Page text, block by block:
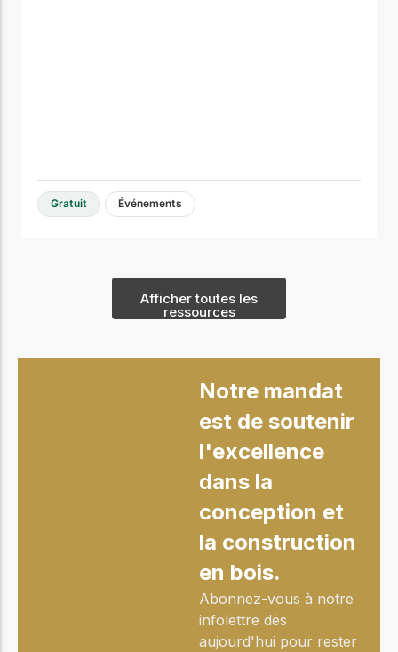
Gratuit Événements
Afficher toutes les
ressources
Notre mandat
est de soutenir
l'excellence
dans la
conception et
la construction
en bois.
Abonnez-vous à notre
infolettre dès
aujourd'hui pour rester